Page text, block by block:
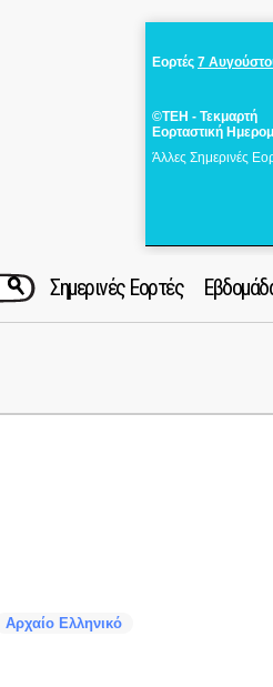
Εορτές 7
©ΤΕΗ - Τεκμαρτή
Εορταστική
Άλλες Σημερινές
Σημερινές Εορτές
Αρχαίο Ελληνικό